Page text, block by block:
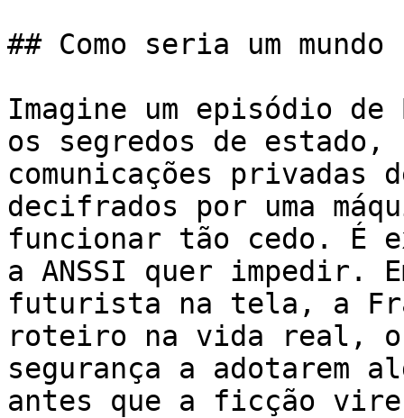
## Como seria um
Imagine um episódio
os segredos de
comunicações privadas
decifrados por uma
funcionar tão cedo. É
a ANSSI quer impedir.
futurista na tela, a
roteiro na vida real,
segurança a adotarem
antes que a ficção